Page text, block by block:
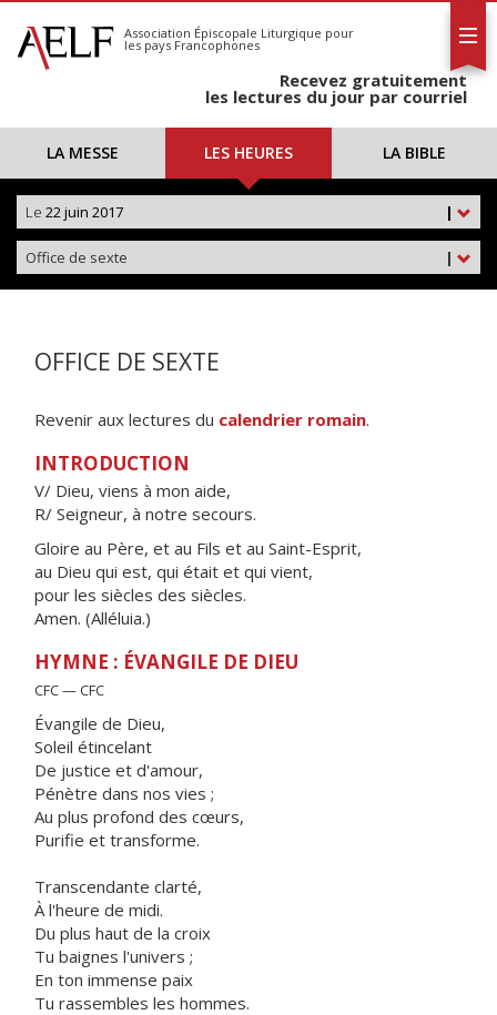
S'abonner
Calendrier
Association Épiscopale Liturgique pour
les pays Francophones
Recevez gratuitement
les lectures du jour par courriel
LA MESSE LES HEURES LA BIBLE
|
Le 22 juin 2017
|
Office de sexte
OFFICE DE SEXTE
Revenir aux lectures du calendrier romain.
INTRODUCTION
V/ Dieu, viens à mon aide,
R/ Seigneur, à notre secours.
Gloire au Père, et au Fils et au Saint-Esprit,
au Dieu qui est, qui était et qui vient,
pour les siècles des siècles.
Amen. (Alléluia.)
HYMNE : ÉVANGILE DE DIEU
CFC — CFC
Évangile de Dieu,
Soleil étincelant
De justice et d'amour,
Pénètre dans nos vies ;
Au plus profond des cœurs,
Purifie et transforme.
Transcendante clarté,
À l'heure de midi.
Du plus haut de la croix
Tu baignes l'univers ;
En ton immense paix
Tu rassembles les hommes.